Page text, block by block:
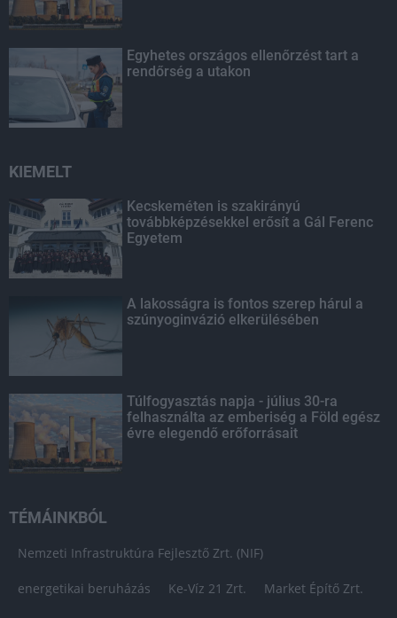
Egyhetes országos ellenőrzést tart a
rendőrség a utakon
KIEMELT
Kecskeméten is szakirányú
továbbképzésekkel erősít a Gál Ferenc
Egyetem
A lakosságra is fontos szerep hárul a
szúnyoginvázió elkerülésében
Túlfogyasztás napja - július 30-ra
felhasználta az emberiség a Föld egész
évre elegendő erőforrásait
TÉMÁINKBÓL
Nemzeti Infrastruktúra Fejlesztő Zrt. (NIF)
energetikai beruházás Ke-Víz 21 Zrt. Market Építő Zrt.